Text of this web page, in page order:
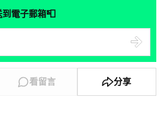
電子郵箱📮
看留言 分享